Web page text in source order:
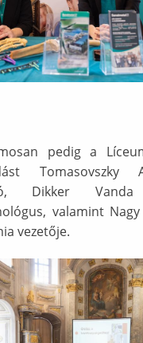
kiállító
pedig a
Tomasovszky
Dikker
valamint
vezetője.
kápolna